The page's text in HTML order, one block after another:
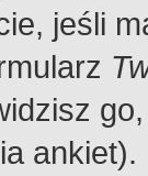
jeśli